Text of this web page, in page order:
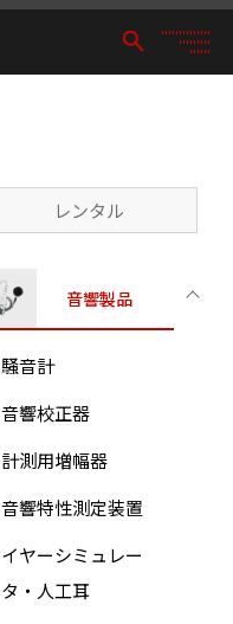
レンタル
音響製品
騒音計
音響校正器
計測用増幅器
音響特性測定装置
イヤーシミュレー
タ・人工耳